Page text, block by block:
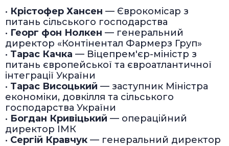
• Крістофер Хансен — Єврокомісар з
питань сільського господарства
• Георг фон Нолкен — генеральний
директор «Контінентал Фармерз Груп»
• Тарас Качка — Віцепрем'єр-міністр з
питань європейської та євроатлантичної
інтеграції України
• Тарас Висоцький — заступник Міністра
економіки, довкілля та сільського
господарства України
• Богдан Кривіцький — операційний
директор ІМК
• Сергій Кравчук — генеральний директор